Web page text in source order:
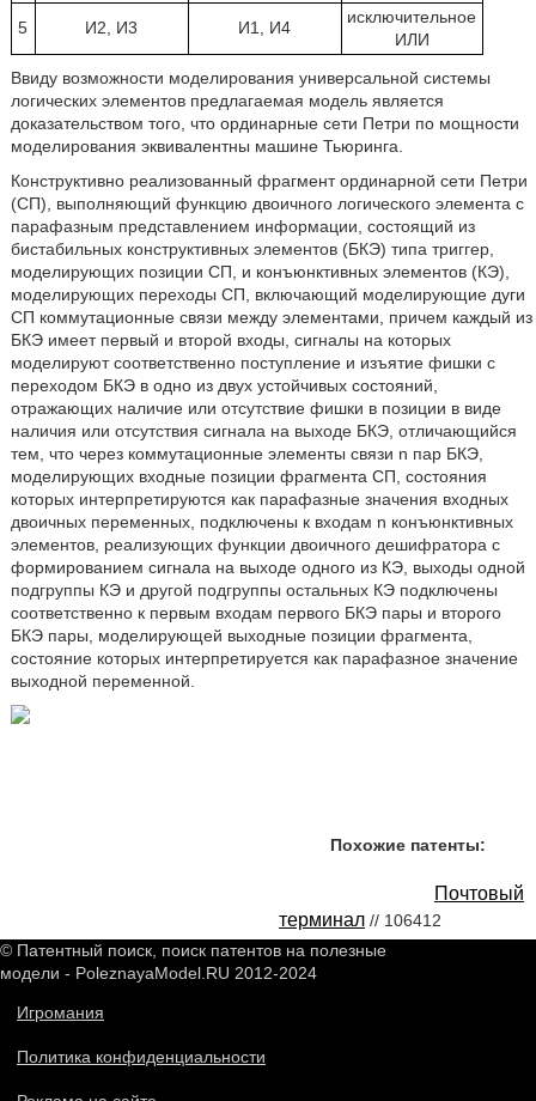
5 И2, И3 И1, И4
исключительное
ИЛИ
Ввиду возможности моделирования универсальной системы
логических элементов предлагаемая модель является
доказательством того, что ординарные сети Петри по мощности
моделирования эквивалентны машине Тьюринга.
Конструктивно реализованный фрагмент ординарной сети Петри
(СП), выполняющий функцию двоичного логического элемента с
парафазным представлением информации, состоящий из
бистабильных конструктивных элементов (БКЭ) типа триггер,
моделирующих позиции СП, и конъюнктивных элементов (КЭ),
моделирующих переходы СП, включающий моделирующие дуги
СП коммутационные связи между элементами, причем каждый из
БКЭ имеет первый и второй входы, сигналы на которых
моделируют соответственно поступление и изъятие фишки с
переходом БКЭ в одно из двух устойчивых состояний,
отражающих наличие или отсутствие фишки в позиции в виде
наличия или отсутствия сигнала на выходе БКЭ, отличающийся
тем, что через коммутационные элементы связи n пар БКЭ,
моделирующих входные позиции фрагмента СП, состояния
которых интерпретируются как парафазные значения входных
двоичных переменных, подключены к входам n конъюнктивных
элементов, реализующих функции двоичного дешифратора с
формированием сигнала на выходе одного из КЭ, выходы одной
подгруппы КЭ и другой подгруппы остальных КЭ подключены
соответственно к первым входам первого БКЭ пары и второго
БКЭ пары, моделирующей выходные позиции фрагмента,
состояние которых интерпретируется как парафазное значение
выходной переменной.
Похожие патенты:
Почтовый
терминал // 106412
© Патентный поиск, поиск патентов на полезные
модели - PoleznayaModel.RU 2012-2024
Игромания
Политика конфиденциальности